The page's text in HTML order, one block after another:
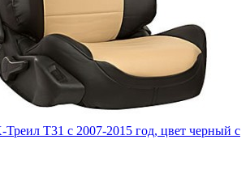
Т31 с 2007-2015 год, цвет черный с